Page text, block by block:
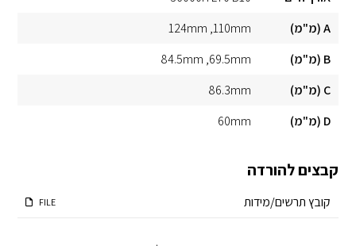
A (מ"מ)
110mm
124mm
B (מ"מ)
69.5mm
84.5mm
C (מ"מ)
86.3mm
D (מ"מ)
60mm
קבצים להורדה
קובץ תרשים/מידות FILE